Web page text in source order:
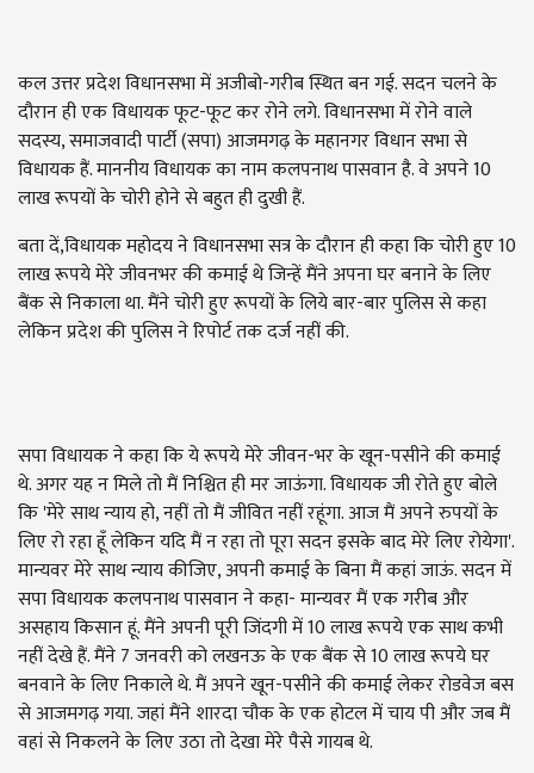
कल उत्तर प्रदेश विधानसभा में अजीबो-गरीब स्थित बन गई. सदन चलने के
दौरान ही एक विधायक फूट-फूट कर रोने लगे. विधानसभा में रोने वाले
सदस्य, समाजवादी पार्टी (सपा) आजमगढ़ के महानगर विधान सभा से
विधायक हैं. माननीय विधायक का नाम कलपनाथ पासवान है. वे अपने 10
लाख रूपयों के चोरी होने से बहुत ही दुखी हैं.
बता दें,विधायक महोदय ने विधानसभा सत्र के दौरान ही कहा कि चोरी हुए 10
लाख रूपये मेरे जीवनभर की कमाई थे जिन्हें मैंने अपना घर बनाने के लिए
बैंक से निकाला था. मैंने चोरी हुए रूपयों के लिये बार-बार पुलिस से कहा
लेकिन प्रदेश की पुलिस ने रिपोर्ट तक दर्ज नहीं की.
सपा विधायक ने कहा कि ये रूपये मेरे जीवन-भर के खून-पसीने की कमाई
थे. अगर यह न मिले तो मैं निश्चित ही मर जाऊंगा. विधायक जी रोते हुए बोले
कि 'मेरे साथ न्याय हो, नहीं तो मैं जीवित नहीं रहूंगा. आज मैं अपने रुपयों के
लिए रो रहा हूँ लेकिन यदि मैं न रहा तो पूरा सदन इसके बाद मेरे लिए रोयेगा'.
मान्यवर मेरे साथ न्याय कीजिए, अपनी कमाई के बिना मैं कहां जाऊं. सदन में
सपा विधायक कलपनाथ पासवान ने कहा- मान्यवर मैं एक गरीब और
असहाय किसान हूं. मैंने अपनी पूरी जिंदगी में 10 लाख रूपये एक साथ कभी
नहीं देखे हैं. मैंने 7 जनवरी को लखनऊ के एक बैंक से 10 लाख रूपये घर
बनवाने के लिए निकाले थे. मैं अपने खून-पसीने की कमाई लेकर रोडवेज बस
से आजमगढ़ गया. जहां मैंने शारदा चौक के एक होटल में चाय पी और जब मैं
वहां से निकलने के लिए उठा तो देखा मेरे पैसे गायब थे.